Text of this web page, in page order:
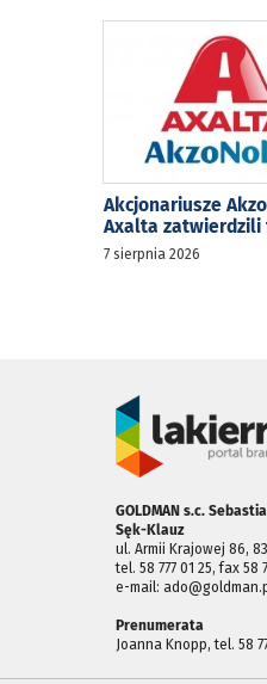
Akcjonariusze
Axalta zatwierdzili
7 sierpnia 2026
GOLDMAN s.c.
Sęk-Klauz
ul. Armii Krajowej 86,
tel. 58 777 01 25, fax 58
e-mail:
Prenumerata
Joanna Knopp, tel. 58